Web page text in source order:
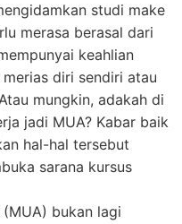
studi make
merasa berasal dari
keahlian
diri sendiri atau
mungkin, adakah di
jadi MUA? Kabar baik
hal-hal tersebut
sarana kursus
bukan lagi